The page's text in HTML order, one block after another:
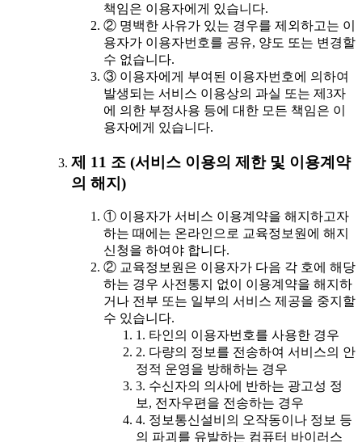
책임은 이용자에게 있습니다.
② 명백한 사유가 있는 경우를 제외하고는 이
용자가 이용자번호를 공유, 양도 또는 변경할
수 없습니다.
③ 이용자에게 부여된 이용자번호에 의하여
발생되는 서비스 이용상의 과실 또는 제3자
에 의한 부정사용 등에 대한 모든 책임은 이
용자에게 있습니다.
제 11 조 (서비스 이용의 제한 및 이용계약
의 해지)
① 이용자가 서비스 이용계약을 해지하고자
하는 때에는 온라인으로 교육정보원에 해지
신청을 하여야 합니다.
② 교육정보원은 이용자가 다음 각 호에 해당
하는 경우 사전통지 없이 이용계약을 해지하
거나 전부 또는 일부의 서비스 제공을 중지할
수 있습니다.
1. 타인의 이용자번호를 사용한 경우
2. 다량의 정보를 전송하여 서비스의 안
정적 운영을 방해하는 경우
3. 수신자의 의사에 반하는 광고성 정
보, 전자우편을 전송하는 경우
4. 정보통신설비의 오작동이나 정보 등
의 파괴를 유발하는 컴퓨터 바이러스